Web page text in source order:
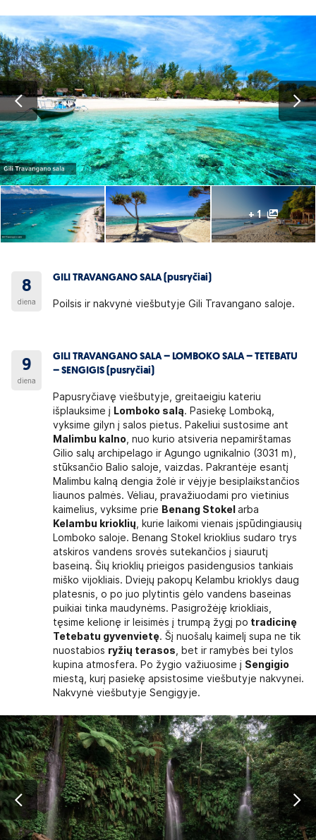
+ 1
8
diena
GILI TRAVANGANO SALA (pusryčiai)
Poilsis ir nakvynė viešbutyje Gili Travangano saloje.
9
diena
GILI TRAVANGANO SALA – LOMBOKO SALA – TETEBATU
– SENGIGIS (pusryčiai)
Papusryčiavę viešbutyje, greitaeigiu kateriu
išplauksime į Lomboko salą. Pasiekę Lomboką,
vyksime gilyn į salos pietus. Pakeliui sustosime ant
Malimbu kalno , nuo kurio atsiveria nepamirštamas
Gilio salų archipelago ir Agungo ugnikalnio (3031 m),
stūksančio Balio saloje, vaizdas. Pakrantėje esantį
Malimbu kalną dengia žolė ir vėjyje besiplaikstančios
liaunos palmės. Vėliau, pravažiuodami pro vietinius
kaimelius, vyksime prie Benang Stokelarba
Kelambu krioklių , kurie laikomi vienais įspūdingiausių
Lomboko saloje. Benang Stokel krioklius sudaro trys
atskiros vandens srovės sutekančios į siaurutį
baseiną. Šių krioklių prieigos pasidengusios tankiais
miško vijokliais. Dviejų pakopų Kelambu krioklys daug
platesnis, o po juo plytintis gėlo vandens baseinas
puikiai tinka maudynėms. Pasigrožėję kriokliais,
tęsime kelionę ir leisimės į trumpą žygį po tradicinę
Tetebatu gyvenvietę. Šį nuošalų kaimelį supa ne tik
nuostabios ryžių terasos , bet ir ramybės bei tylos
kupina atmosfera. Po žygio važiuosime į Sengigio
miestą, kurį pasiekę apsistosime viešbutyje nakvynei.
Nakvynė viešbutyje Sengigyje.